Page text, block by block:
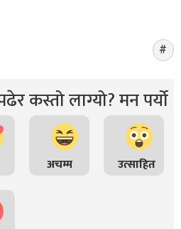
कस्तो लाग्यो? मन पर्यो
अचम्म उत्साहित